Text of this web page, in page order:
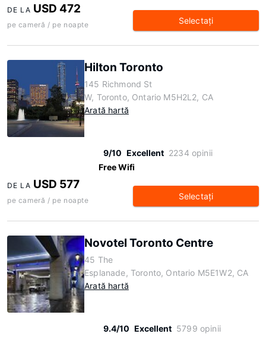
DE LA USD 472
pe cameră / pe noapte Selectaţi
Hilton Toronto
145 Richmond St
W, Toronto, Ontario M5H2L2, CA
Arată hartă
9/10 Excellent 2234 opinii
Free Wifi
DE LA USD 577
pe cameră / pe noapte Selectaţi
Novotel Toronto Centre
45 The
Esplanade, Toronto, Ontario M5E1W2, CA
Arată hartă
9.4/10 Excellent 5799 opinii